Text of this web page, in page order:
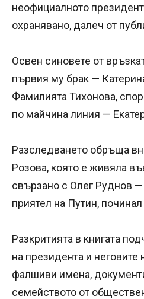
неофициалното
охранявано, далеч от
Освен синовете от
първия му брак —
Фамилията Тихонова,
по майчина линия —
Разследването обръща
Розова, която е живяла
свързано с Олег Руднов
приятел на Путин,
Разкритията в книгата
на президента и
фалшиви имена,
семейството от